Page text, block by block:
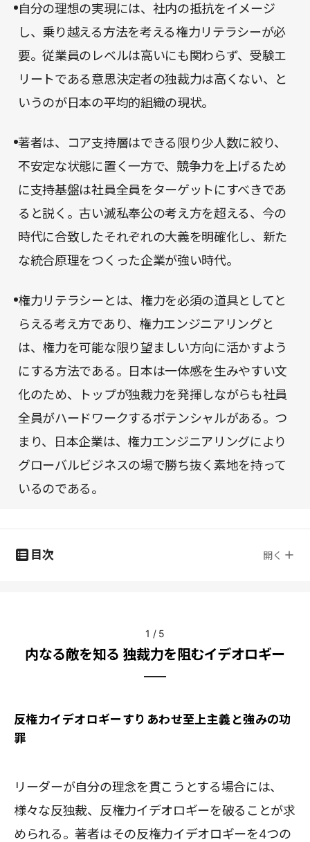
やすい日本企業の方にアドバンテージがある。日本
企業は素質を活かして、権力のエンジニアリングに
より復活できると著者は述べている。「正しい独裁
者」であったスティーブ・ジョブズが生み出した商
品が評価される時代、万人に必読の一冊である。
自分の理想の実現には、社内の抵抗をイメージ
し、乗り越える方法を考える権力リテラシーが必
要。従業員のレベルは高いにも関わらず、受験エ
リートである意思決定者の独裁力は高くない、と
いうのが日本の平均的組織の現状。
著者は、コア支持層はできる限り少人数に絞り、
不安定な状態に置く一方で、競争力を上げるため
に支持基盤は社員全員をターゲットにすべきであ
ると説く。古い滅私奉公の考え方を超える、今の
時代に合致したそれぞれの大義を明確化し、新た
な統合原理をつくった企業が強い時代。
権力リテラシーとは、権力を必須の道具としてと
らえる考え方であり、権力エンジニアリングと
は、権力を可能な限り望ましい方向に活かすよう
にする方法である。日本は一体感を生みやすい文
化のため、トップが独裁力を発揮しながらも社員
全員がハードワークするポテンシャルがある。つ
まり、日本企業は、権力エンジニアリングにより
グローバルビジネスの場で勝ち抜く素地を持って
いるのである。
目次 開く
1 / 5
内なる敵を知る 独裁力を阻むイデオロギー
反権力イデオロギーすりあわせ至上主義と強みの功
罪
リーダーが自分の理念を貫こうとする場合には、
様々な反独裁、反権力イデオロギーを破ることが求
められる。著者はその反権力イデオロギーを4つの